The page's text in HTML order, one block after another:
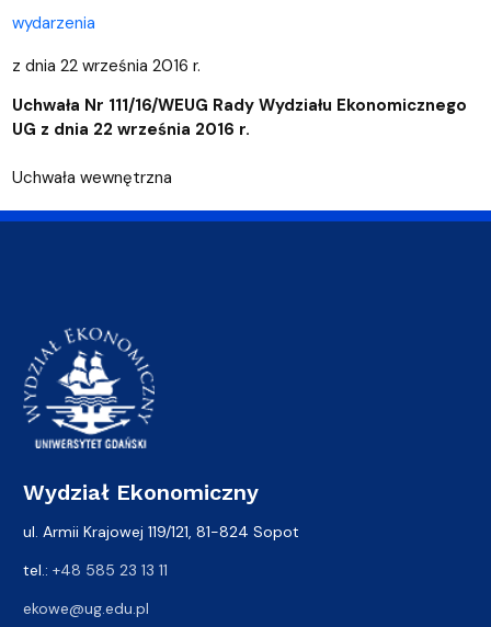
wydarzenia
z dnia 22 września 2016 r.
Uchwała Nr 111/16/WEUG Rady Wydziału Ekonomicznego
UG z dnia 22 września 2016 r.
Uchwała wewnętrzna
Wydział Ekonomiczny
ul. Armii Krajowej 119/121, 81-824 Sopot
tel.: +48 585 23 13 11
ekowe@ug.edu.pl